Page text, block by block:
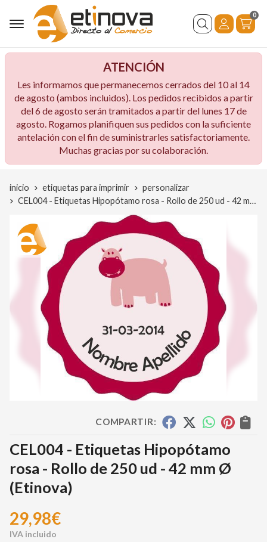
Buscar
0
ATENCIÓN
Les informamos que permanecemos cerrados del 10 al 14
de agosto (ambos incluidos). Los pedidos recibidos a partir
del 6 de agosto serán tramitados a partir del lunes 17 de
agosto. Rogamos planifiquen sus pedidos con la suficiente
antelación con el fin de suministrarles satisfactoriamente.
Muchas gracias por su colaboración.
inicio etiquetas para imprimir
personalizar
CEL004 - Etiquetas Hipopótamo rosa - Rollo de 250 ud - 42 mm Ø
COMPARTIR:
CEL004 - Etiquetas Hipopótamo
rosa - Rollo de 250 ud - 42 mm Ø
(Etinova)
29,98€